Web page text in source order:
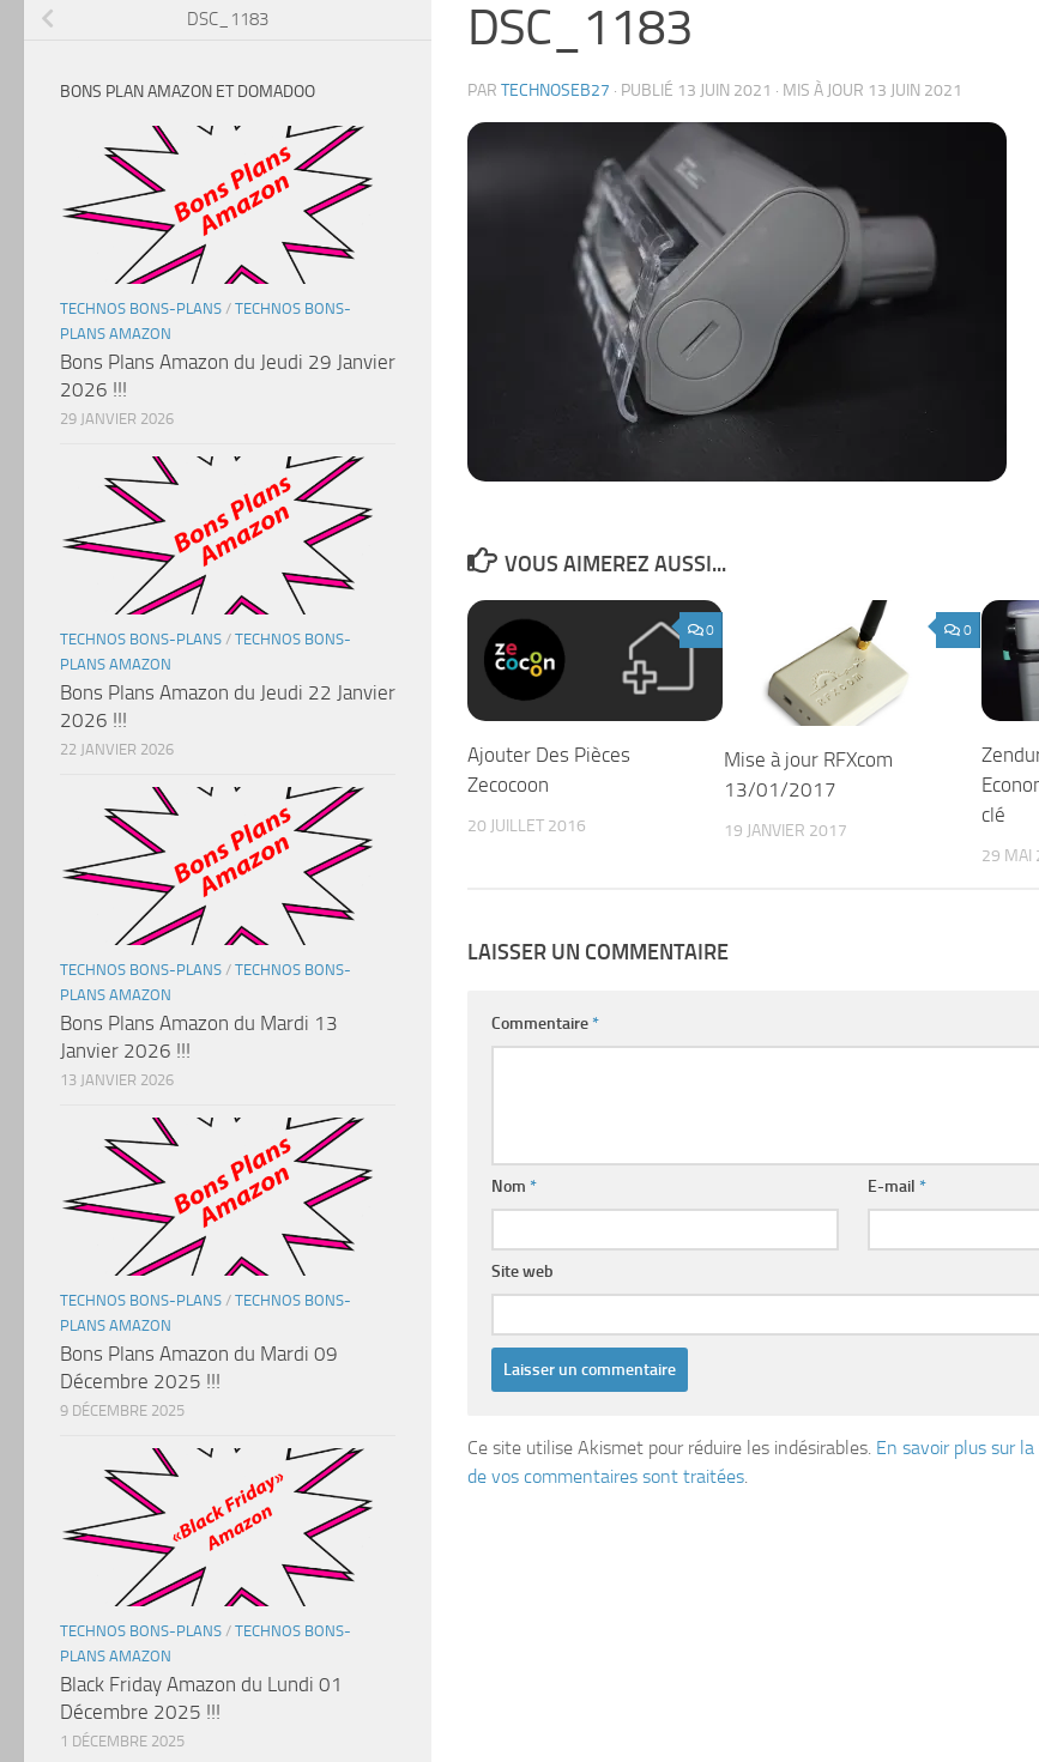
DSC_1183
PAR TECHNOSEB27 · PUBLIÉ 13 JUIN 2021 · MIS À JOUR 13 JUIN 2021
VOUS AIMEREZ AUSSI...
0
Ajouter Des Pièces
Zecocoon
20 JUILLET 2016
0
Mise à jour RFXcom
13/01/2017
19 JANVIER 2017
clé
29 MAI
LAISSER UN COMMENTAIRE
Commentaire*
Nom * E-mail*
Site web
Ce site utilise Akismet pour réduire les indésirables. En savoir plus sur
de vos commentaires sont traitées
DSC_1183
BONS PLAN AMAZON ET DOMADOO
TECHNOS BONS-PLANS / TECHNOS BONS-
PLANS AMAZON
Bons Plans Amazon du Jeudi 29 Janvier
2026 !!!
29 JANVIER 2026
TECHNOS BONS-PLANS / TECHNOS BONS-
PLANS AMAZON
Bons Plans Amazon du Jeudi 22 Janvier
2026 !!!
22 JANVIER 2026
TECHNOS BONS-PLANS / TECHNOS BONS-
PLANS AMAZON
Bons Plans Amazon du Mardi 13
Janvier 2026 !!!
13 JANVIER 2026
TECHNOS BONS-PLANS / TECHNOS BONS-
PLANS AMAZON
Bons Plans Amazon du Mardi 09
Décembre 2025 !!!
9 DÉCEMBRE 2025
TECHNOS BONS-PLANS / TECHNOS BONS-
PLANS AMAZON
Black Friday Amazon du Lundi 01
Décembre 2025 !!!
1 DÉCEMBRE 2025